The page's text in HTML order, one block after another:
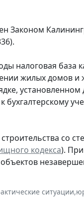
Законом
налоговая база
жилых домов
установленном
бухгалтерскому
со
кодекса).
ситуации,